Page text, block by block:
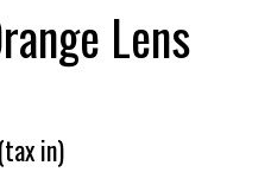
Lens
(tax in)